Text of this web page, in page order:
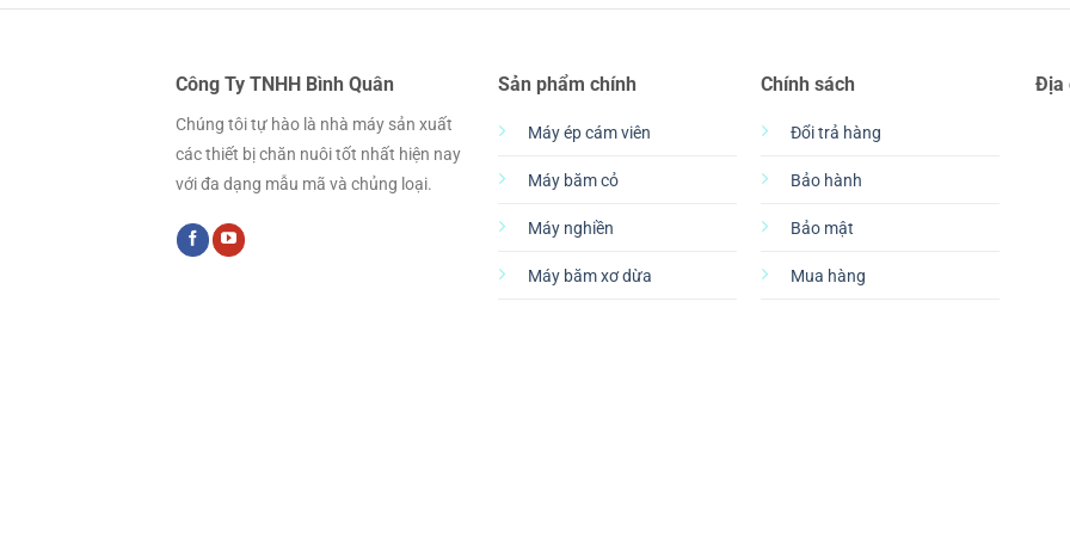
Công Ty TNHH Bình Quân
Chúng tôi tự hào là nhà máy sản xuất
các thiết bị chăn nuôi tốt nhất hiện nay
với đa dạng mẫu mã và chủng loại.
Sản phẩm chính
Máy ép cám viên
Máy băm cỏ
Máy nghiền
Máy băm xơ dừa
Chính sách
Đổi trả hàng
Bảo hành
Bảo mật
Mua hàng
Địa